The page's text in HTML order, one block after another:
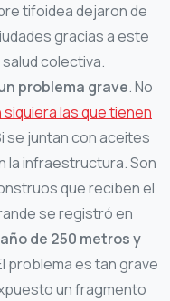
tifoidea dejaron de
gracias a este
colectiva.
problema grave. No
siquiera las que tienen
se juntan con aceites
la infraestructura. Son
que reciben el
se registró en
de 250 metros y
problema es tan grave
un fragmento